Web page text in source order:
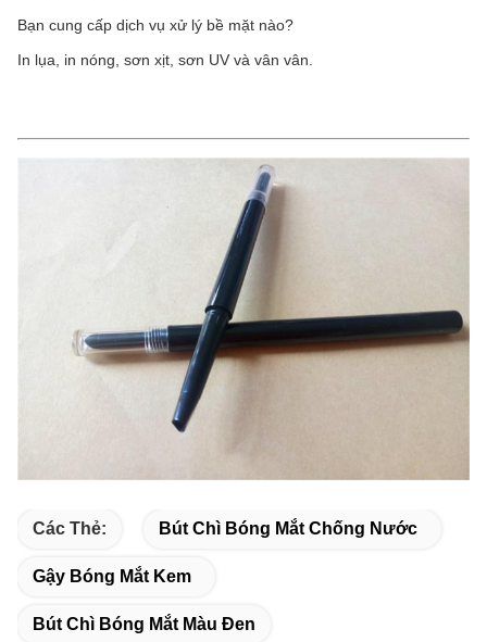
Bạn cung cấp dịch vụ xử lý bề mặt nào?
In lụa, in nóng, sơn xịt, sơn UV và vân vân.
Các Thẻ: Bút Chì Bóng Mắt Chống Nước
Gậy Bóng Mắt Kem
Bút Chì Bóng Mắt Màu Đen